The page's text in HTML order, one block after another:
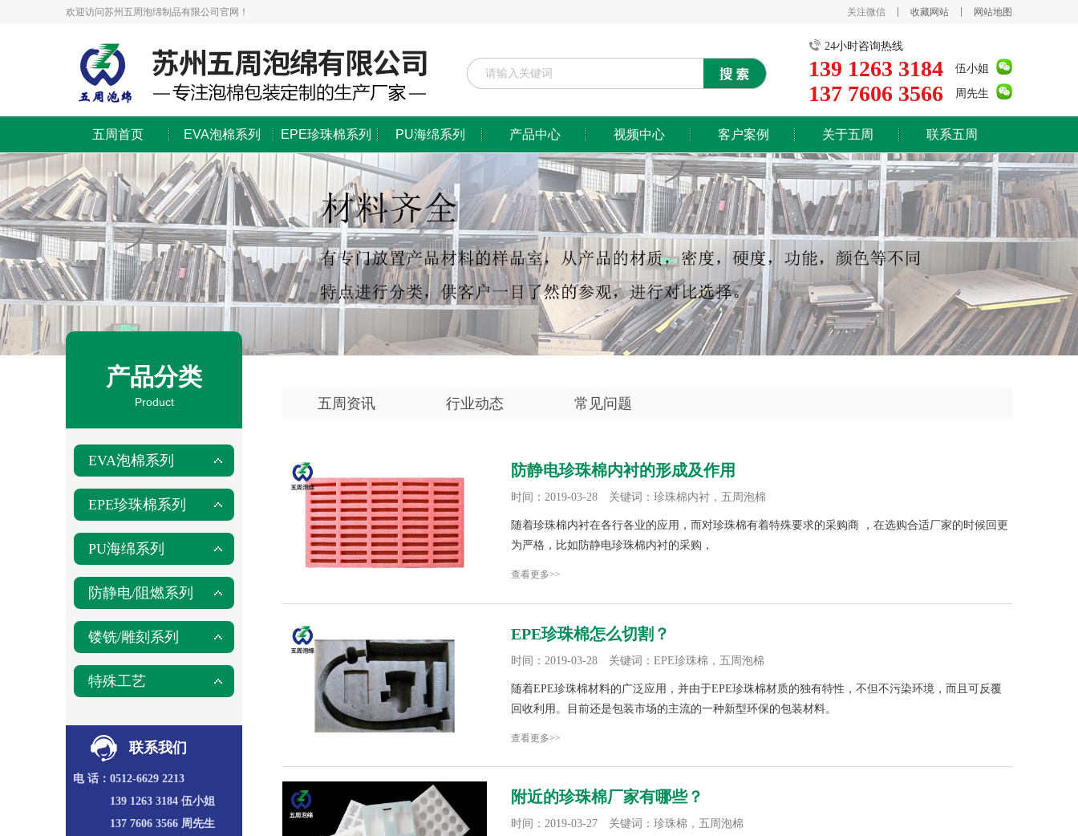
欢迎访问苏州五周泡绵制品有限公司官网！ 网站地图
收藏网站
关注微信
24小时咨询热线
139 1263 3184 伍小姐
137 7606 3566 周先生
五周首页 EVA泡棉系列 EPE珍珠棉系列 PU海绵系列 产品中心
EVA泡棉系列
EPE珍珠棉系列
PU海绵系列
防静电/阻燃系列
镂铣/雕刻系列
特殊工艺
视频中心 客户案例 关于五周
公司简介
荣誉证书
工厂环境
新闻资讯
联系五周
产品分类
Product
EVA泡棉系列
EPE珍珠棉系列
PU海绵系列
防静电/阻燃系列
镂铣/雕刻系列
特殊工艺
联系我们
电 话： 0512-6629 2213
139 1263 3184 伍小姐
137 7606 3566 周先生
五周资讯 行业动态 常见问题
防静电珍珠棉内衬的形成及作用
时间：2019-03-28 关键词：珍珠棉内衬，五周泡棉
随着珍珠棉内衬在各行各业的应用，而对珍珠棉有着特殊要求的采购商 ，在选购合适厂家的时候回更
为严格，比如防静电珍珠棉内衬的采购，
查看更多>>
EPE珍珠棉怎么切割？
时间：2019-03-28 关键词：EPE珍珠棉，五周泡棉
随着EPE珍珠棉材料的广泛应用，并由于EPE珍珠棉材质的独有特性，不但不污染环境，而且可反覆
回收利用。目前还是包装市场的主流的一种新型环保的包装材料。
查看更多>>
附近的珍珠棉厂家有哪些？
时间：2019-03-27 关键词：珍珠棉，五周泡棉